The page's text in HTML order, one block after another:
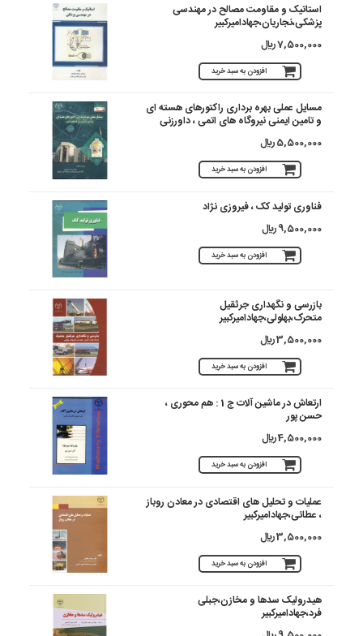
استاتیک و مقاومت مصالح در مهندسی
پزشکی،نجاریان،جهادامیرکبیر
7,500,000 ريال
افزودن به سبد خرید
مسایل عملی بهره برداری راکتورهای هسته ای
و تامین ایمنی نیروگاه های اتمی ، داورزنی
5,500,000 ريال
افزودن به سبد خرید
فناوری تولید کک ، فیروزی نژاد
9,500,000 ريال
افزودن به سبد خرید
بازرسی و نگهداری جرثقیل
متحرک،بهلولی،جهادامیرکبیر
3,500,000 ريال
افزودن به سبد خرید
ارتعاش در ماشین آلات ج 1 : هم محوری ،
حسن پور
4,500,000 ريال
افزودن به سبد خرید
عملیات و تحلیل های اقتصادی در معادن روباز
، عطائی،جهادامیرکبیر
3,500,000 ريال
افزودن به سبد خرید
هیدرولیک سدها و مخازن،جبلی
فرد،جهادامیرکبیر